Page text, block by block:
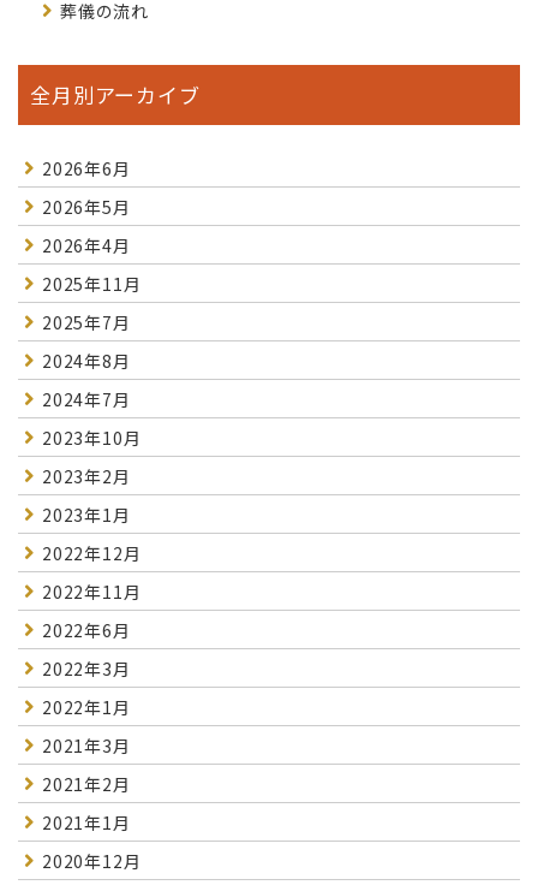
葬儀の流れ
全月別アーカイブ
2026年6月
2026年5月
2026年4月
2025年11月
2025年7月
2024年8月
2024年7月
2023年10月
2023年2月
2023年1月
2022年12月
2022年11月
2022年6月
2022年3月
2022年1月
2021年3月
2021年2月
2021年1月
2020年12月